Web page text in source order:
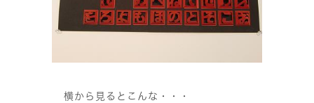
横から見るとこんな・・・